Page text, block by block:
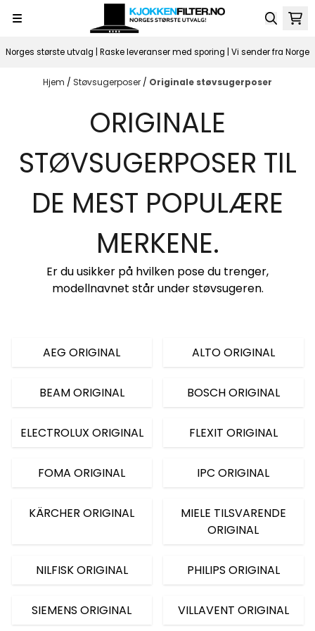
Hopp til innhold
Norges største utvalg | Raske leveranser med sporing | Vi sender fra Norge
Hjem / Støvsugerposer / Originale støvsugerposer
ORIGINALE
STØVSUGERPOSER TIL
DE MEST POPULÆRE
MERKENE.
Er du usikker på hvilken pose du trenger,
modellnavnet står under støvsugeren.
AEG ORIGINAL ALTO ORIGINAL
BEAM ORIGINAL BOSCH ORIGINAL
ELECTROLUX ORIGINAL FLEXIT ORIGINAL
FOMA ORIGINAL IPC ORIGINAL
KÄRCHER ORIGINAL
MIELE TILSVARENDE
ORIGINAL
NILFISK ORIGINAL PHILIPS ORIGINAL
SIEMENS ORIGINAL VILLAVENT ORIGINAL